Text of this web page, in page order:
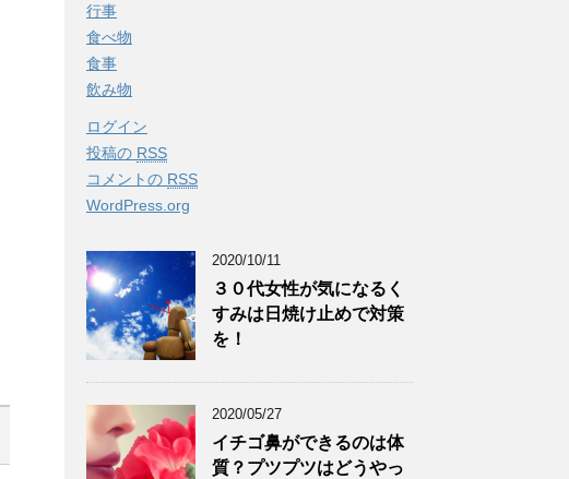
行事
食べ物
食事
飲み物
ログイン
投稿の RSS
コメントの RSS
WordPress.org
2020/10/11
３０代女性が気になるく
すみは日焼け止めで対策
を！
2020/05/27
イチゴ鼻ができるのは体
質？プツプツはどうやっ